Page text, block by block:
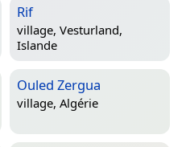
Rif
village, Vesturland,
Islande
Ouled Zergua
village, Algérie